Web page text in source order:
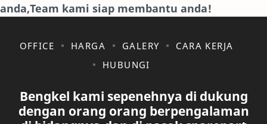
JAGUAR. KAKI-KAKI
KIA KONSULTASI
MAZDA MERCEDES BANZ
anda,Team kami siap membantu anda!
OFFICE HARGA GALERY
CARA KERJA
HUBUNGI
Bengkel kami sepenehnya di dukung
dengan orang orang berpengalaman